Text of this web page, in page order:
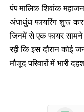
पंप मालिक शिवांक
अंधाधुंध फायरिंग शुरू
जिनमें से एक फायर
रही कि इस दौरान कोई
मौजूद परिवारों में भारी